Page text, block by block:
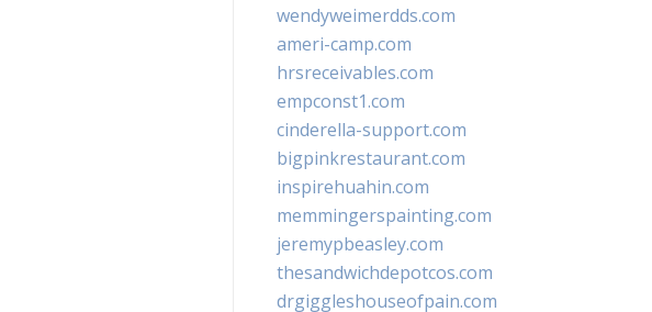
wendyweimerdds.com
ameri-camp.com
hrsreceivables.com
empconst1.com
cinderella-support.com
bigpinkrestaurant.com
inspirehuahin.com
memmingerspainting.com
jeremypbeasley.com
thesandwichdepotcos.com
drgiggleshouseofpain.com